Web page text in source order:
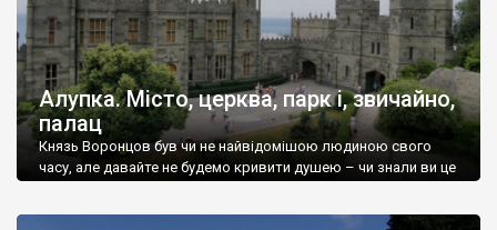
Алупка. Місто, церква, парк і, звичайно,
палац
Князь Воронцов був чи не найвідомішою людиною свого
часу, але давайте не будемо кривити душею – чи знали ви це